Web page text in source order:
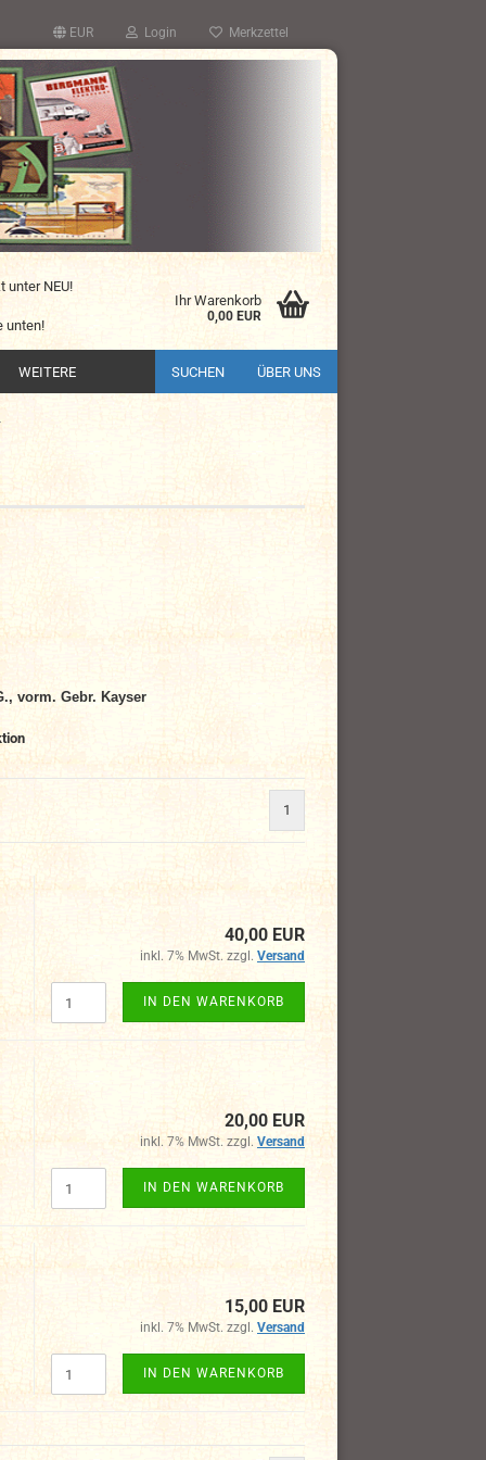
EUR Login Merkzettel
unter NEU!
unten!
Ihr Warenkorb
0,00 EUR
SUCHEN ÜBER UNS
WEITERE
vorm. Gebr. Kayser
1
40,00 EUR
inkl. 7% MwSt. zzgl. Versand
IN DEN WARENKORB
20,00 EUR
inkl. 7% MwSt. zzgl. Versand
IN DEN WARENKORB
15,00 EUR
inkl. 7% MwSt. zzgl. Versand
IN DEN WARENKORB